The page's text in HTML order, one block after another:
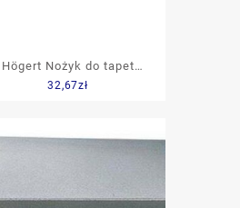
Högert Nożyk do tapet
metalowy 18mm (11799)
32,67zł